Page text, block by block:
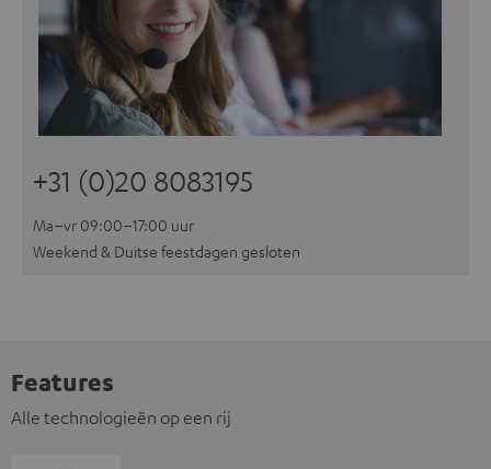
+31 (0)20 8083195
Ma–vr 09:00–17:00 uur
Weekend & Duitse feestdagen gesloten
Features
Alle technologieën op een rij